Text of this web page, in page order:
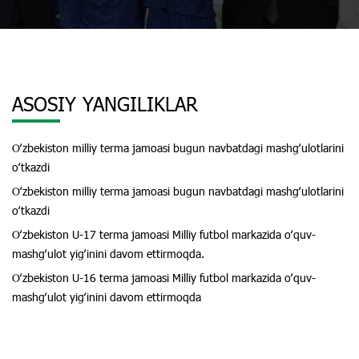
ASOSIY YANGILIKLAR
Oʻzbekiston milliy terma jamoasi bugun navbatdagi mashgʻulotlarini
oʻtkazdi
Oʻzbekiston milliy terma jamoasi bugun navbatdagi mashgʻulotlarini
oʻtkazdi
Oʻzbekiston U-17 terma jamoasi Milliy futbol markazida oʻquv-
mashgʻulot yigʻinini davom ettirmoqda.
Oʻzbekiston U-16 terma jamoasi Milliy futbol markazida oʻquv-
mashgʻulot yigʻinini davom ettirmoqda